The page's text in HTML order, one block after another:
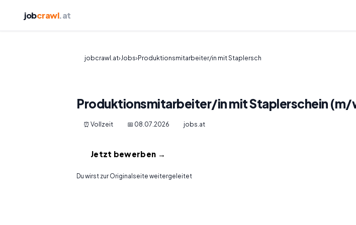
jobcrawl.at
jobcrawl.at›Jobs›Produktionsmitarbeiter/in mit Staplersch
Produktionsmitarbeiter/in mit Staplerschein
⏰ Vollzeit 📅 08.07.2026 jobs.at
Jetzt bewerben →
Du wirst zur Originalseite weitergeleitet